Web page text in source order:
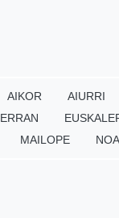
AIKOR AIURRI
ERRAN
MAILOPE